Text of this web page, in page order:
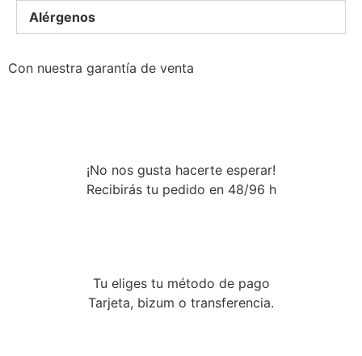
Alérgenos
Con nuestra garantía de venta
¡No nos gusta hacerte esperar!
Recibirás tu pedido en 48/96 h
Tu eliges tu método de pago
Tarjeta, bizum o transferencia.